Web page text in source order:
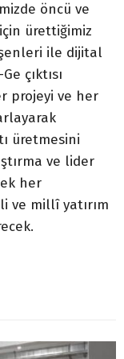
öncü ve
ürettiğimiz
ile dijital
çıktısı
projeyi ve her
üretmesini
ve lider
her
ve millî yatırım